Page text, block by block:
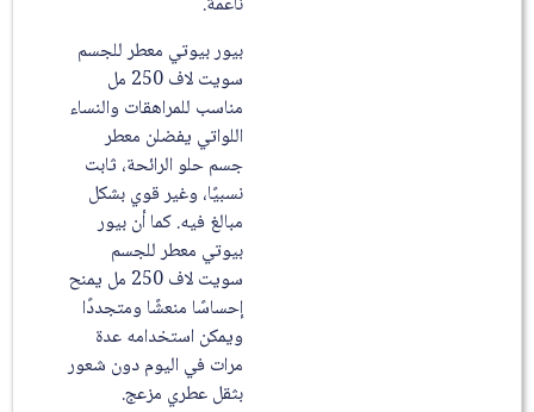
بيور بيوتي معطر للجسم
سويت لاف 250 مل
مناسب للمراهقات والنساء
اللواتي يفضلن معطر
جسم حلو الرائحة، ثابت
نسبيًا، وغير قوي بشكل
مبالغ فيه. كما أن بيور
بيوتي معطر للجسم
سويت لاف 250 مل يمنح
إحساسًا منعشًا ومتجددًا
ويمكن استخدامه عدة
مرات في اليوم دون شعور
بثقل عطري مزعج.